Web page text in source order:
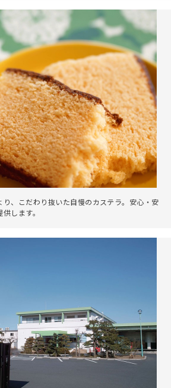
、こだわり抜いた自慢のカステラ。安心・安
します。